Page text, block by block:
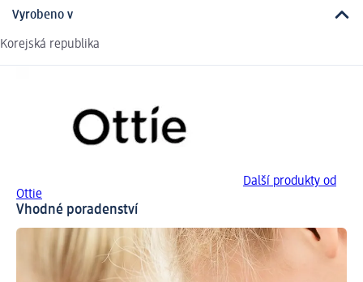
Vyrobeno v
Korejská republika
Další produkty od
Ottie
Vhodné poradenství